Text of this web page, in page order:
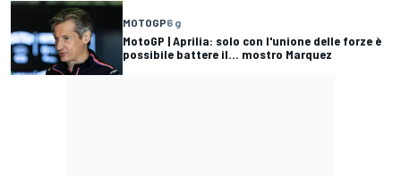
MOTOGP6 g
MotoGP | Aprilia: solo con l'unione delle forze è
possibile battere il... mostro Marquez